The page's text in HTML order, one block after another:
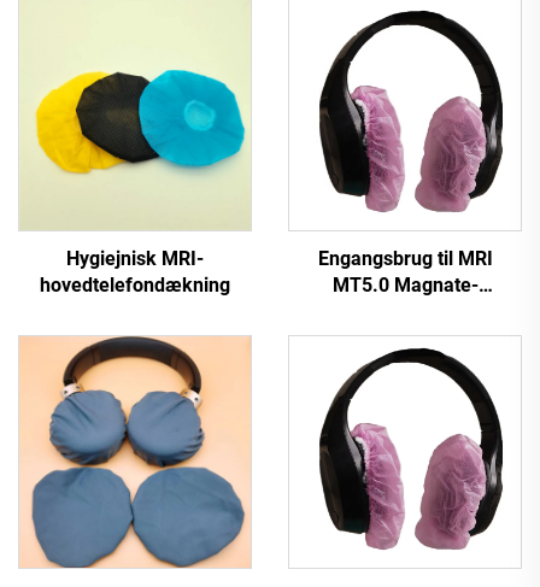
Hygiejnisk MRI-
hovedtelefondækning
Engangsbrug til MRI
MT5.0 Magnate-